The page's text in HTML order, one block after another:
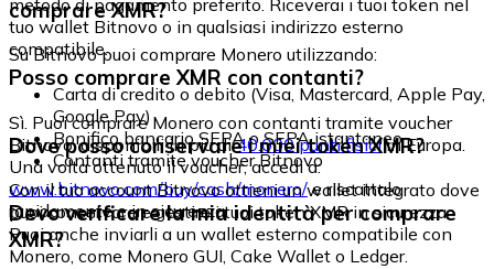
tuo wallet Bitnovo o in qualsiasi indirizzo esterno
compatibile.
comprare XMR?
Su Bitnovo puoi comprare Monero utilizzando:
Carta di credito o debito (Visa, Mastercard, Apple Pay,
Google Pay)
Bonifico bancario SEPA o SEPA istantaneo
Contanti tramite voucher Bitnovo
Posso comprare XMR con contanti?
Sì. Puoi comprare Monero con contanti tramite voucher
Bitnovo, disponibili in più di40.000 punti fisiciin Europa.
Una volta ottenuto il voucher, accedi a:
www.bitnovo.com/buy/cash/monero/e riscattalo
rapidamente e in sicurezza.
Dove posso conservare i miei token XMR?
Con il tuo account Bitnovo ottieni un wallet integrato dove
puoi conservare e gestire i tuoi token XMR in sicurezza.
Puoi anche inviarli a un wallet esterno compatibile con
Monero, come Monero GUI, Cake Wallet o Ledger.
Devo verificare la mia identità per comprare
XMR?